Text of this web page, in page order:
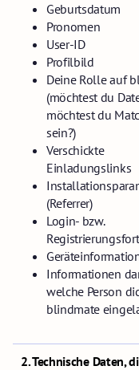
Geburtsdatum
Pronomen
User-ID
Profilbild
Deine Rolle auf
(möchtest du
möchtest du
sein?)
Verschickte
Einladungslinks
(Referrer)
Login- bzw.
Informationen
welche Person
blindmate
2. Technische Daten,